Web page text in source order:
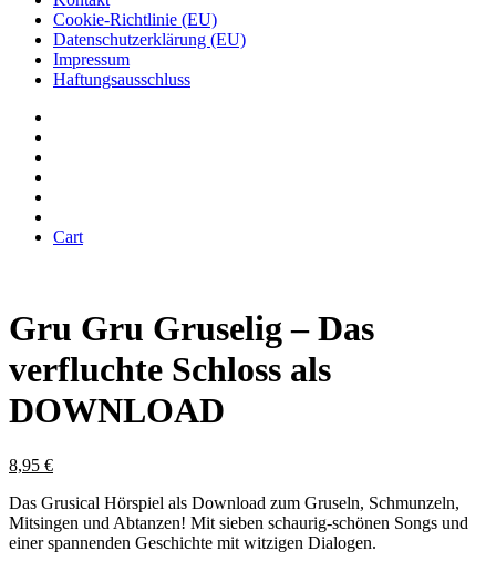
Cookie-Richtlinie (EU)
Datenschutzerklärung (EU)
Impressum
Haftungsausschluss
Cart
Gru Gru Gruselig – Das
verfluchte Schloss als
DOWNLOAD
8,95 €
Das Grusical Hörspiel als Download zum Gruseln, Schmunzeln,
Mitsingen und Abtanzen! Mit sieben schaurig-schönen Songs und
einer spannenden Geschichte mit witzigen Dialogen.